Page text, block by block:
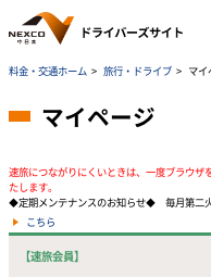
料金・交通ホーム > 旅行・ドライブ > マイ
マイページ
速旅につながりにくいときは、一度ブラウ
たします。
◆定期メンテナンスのお知らせ◆ 毎月第二
こちら
【速旅会員】